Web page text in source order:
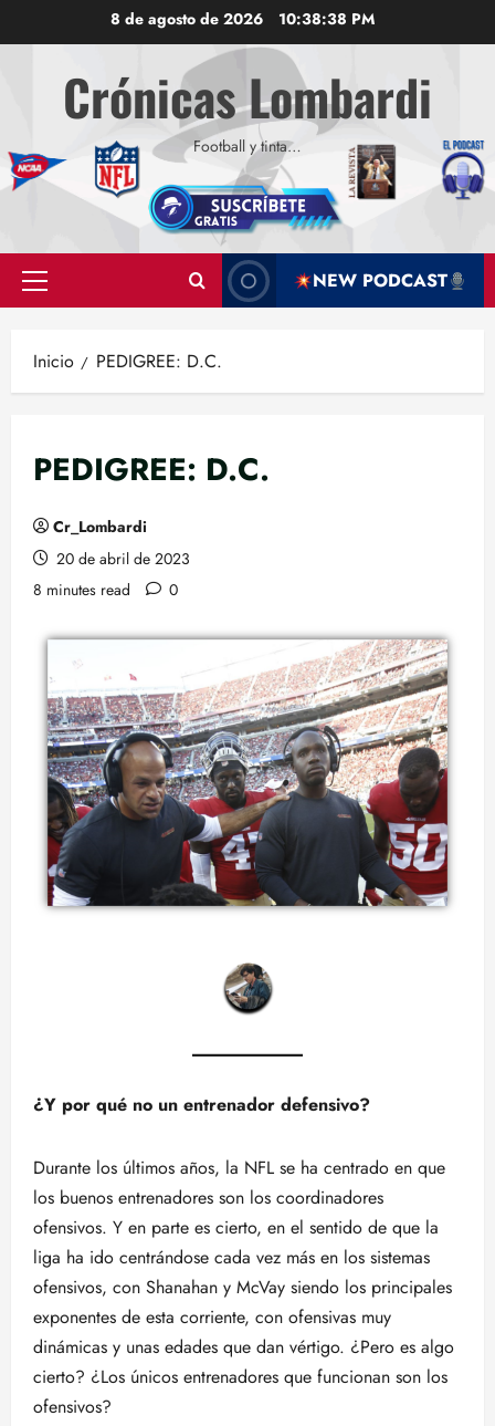
al
contenido
8 de agosto de 2026 10:38:39 PM
Crónicas Lombardi
Football y tinta…
Menú
NEW PODCAST
Inicio PEDIGREE: D.C.
PEDIGREE: D.C.
Cr_Lombardi
20 de abril de 2023
8 minutes read
0
¿Y por qué no un entrenador defensivo?
Durante los últimos años, la NFL se ha centrado en que
los buenos entrenadores son los coordinadores
ofensivos. Y en parte es cierto, en el sentido de que la
liga ha ido centrándose cada vez más en los sistemas
ofensivos, con Shanahan y McVay siendo los principales
exponentes de esta corriente, con ofensivas muy
dinámicas y unas edades que dan vértigo. ¿Pero es algo
cierto? ¿Los únicos entrenadores que funcionan son los
ofensivos?